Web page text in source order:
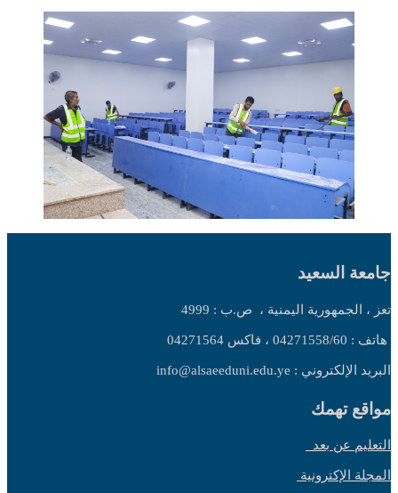
جامعة السعيد
تعز ، الجمهورية اليمنية ، ص.ب : 4999
هاتف : 04271558/60 ، فاكس 04271564
البريد الإلكتروني : info@alsaeeduni.edu.ye
مواقع تهمك
التعليم عن بعد
المجلة الإكترونية